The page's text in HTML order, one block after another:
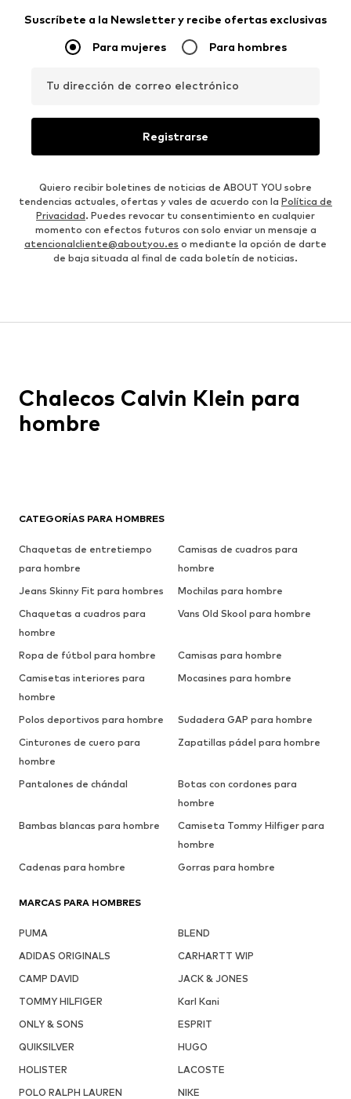
Suscríbete a la Newsletter y recibe ofertas exclusivas
Para mujeres Para hombres
Tu dirección de correo electrónico
Registrarse
Quiero recibir boletines de noticias de ABOUT YOU sobre
tendencias actuales, ofertas y vales de acuerdo con la Política de
Privacidad. Puedes revocar tu consentimiento en cualquier
momento con efectos futuros con solo enviar un mensaje a
atencionalcliente@aboutyou.es o mediante la opción de darte
de baja situada al final de cada boletín de noticias.
CATEGORÍAS PARA HOMBRES
Chaquetas de entretiempo
para hombre
Camisas de cuadros para
hombre
Jeans Skinny Fit para hombres
Mochilas para hombre
Chaquetas a cuadros para
hombre
Vans Old Skool para hombre
Ropa de fútbol para hombre
Camisas para hombre
Camisetas interiores para
hombre
Mocasines para hombre
Polos deportivos para hombre
Sudadera GAP para hombre
Cinturones de cuero para
hombre
Zapatillas pádel para hombre
Pantalones de chándal
Botas con cordones para
hombre
Bambas blancas para hombre
Camiseta Tommy Hilfiger para
hombre
Cadenas para hombre
Gorras para hombre
MARCAS PARA HOMBRES
PUMA
BLEND
ADIDAS ORIGINALS
CARHARTT WIP
CAMP DAVID
JACK & JONES
TOMMY HILFIGER
Karl Kani
ONLY & SONS
ESPRIT
QUIKSILVER
HUGO
HOLISTER
LACOSTE
POLO RALPH LAUREN
NIKE
Chalecos Calvin Klein para
hombre